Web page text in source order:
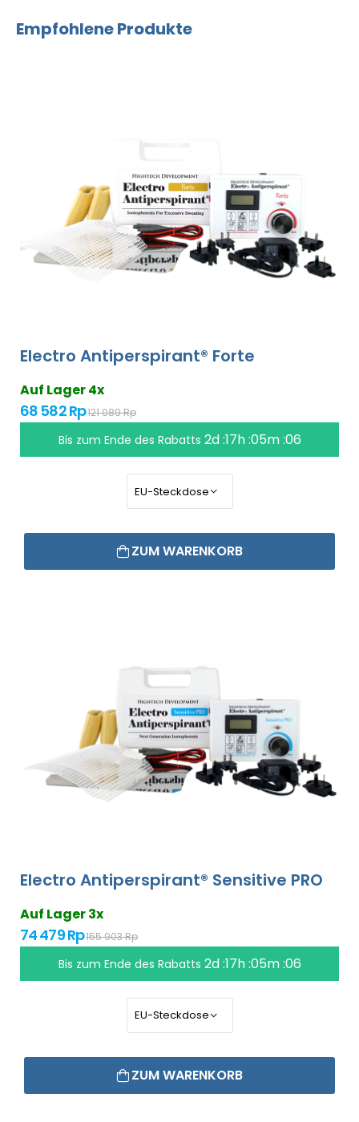
Empfohlene Produkte
Electro Antiperspirant® Forte
Auf Lager 4x
68 582 Rp121 089 Rp
Bis zum Ende des Rabatts 2d :17h :05m :05
ZUM WARENKORB
Electro Antiperspirant® Sensitive PRO
Auf Lager 3x
74 479 Rp155 903 Rp
Bis zum Ende des Rabatts 2d :17h :05m :05
ZUM WARENKORB